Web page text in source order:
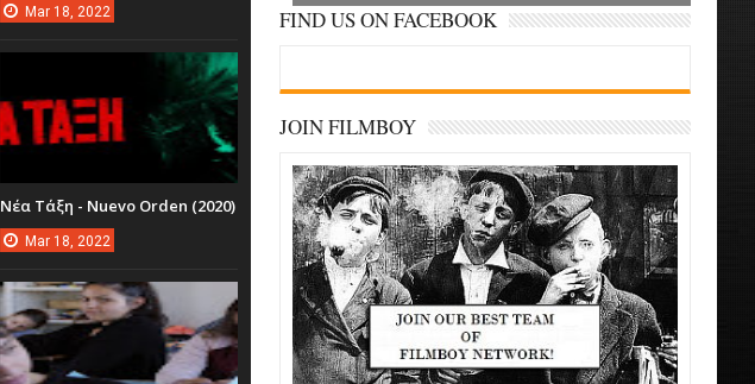
FIND US ON FACEBOOK
JOIN FILMBOY
Mar 18, 2022
Νέα Τάξη - Nuevo Orden (2020)
Mar 18, 2022